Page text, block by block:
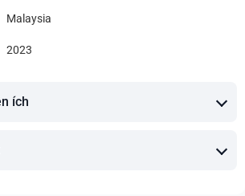
Malaysia
2023
ích